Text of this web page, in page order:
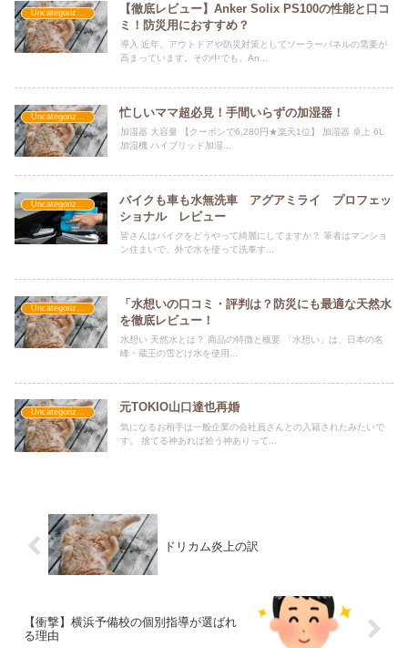
Uncategorized
【徹底レビュー】Anker Solix PS100の性能と口コ
ミ！防災用におすすめ？
導入 近年、アウトドアや防災対策としてソーラーパネルの需要が
高まっています。その中でも、An...
忙しいママ超必見！手間いらずの加湿器！
加湿器 大容量 【クーポンで6,280円★楽天1位】 加湿器 卓上 6L
加湿機 ハイブリッド加湿...
バイクも車も水無洗車 アグアミライ プロフェッ
ショナル レビュー
皆さんはバイクをどうやって綺麗にしてますか？ 筆者はマンショ
ン住まいで、外で水を使って洗車す...
「水想いの口コミ・評判は？防災にも最適な天然水
を徹底レビュー！
水想い 天然水とは？ 商品の特徴と概要 「水想い」は、日本の名
峰・蔵王の雪どけ水を使用...
元TOKIO山口達也再婚
気になるお相手は一般企業の会社員さんとの入籍されたみたいで
す。 捨てる神あれば拾う神ありって...
ドリカム炎上の訳
【衝撃】横浜予備校の個別指導が選ばれ
る理由